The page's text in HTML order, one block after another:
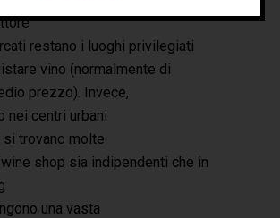
restano i luoghi privilegiati
vino (normalmente di
prezzo). Invece,
nei centri urbani
si trovano molte
shop sia indipendenti che in
una vasta